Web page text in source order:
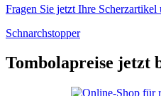
Fragen Sie jetzt Ihre
Schnarchstopper
Tombolapreise jetzt